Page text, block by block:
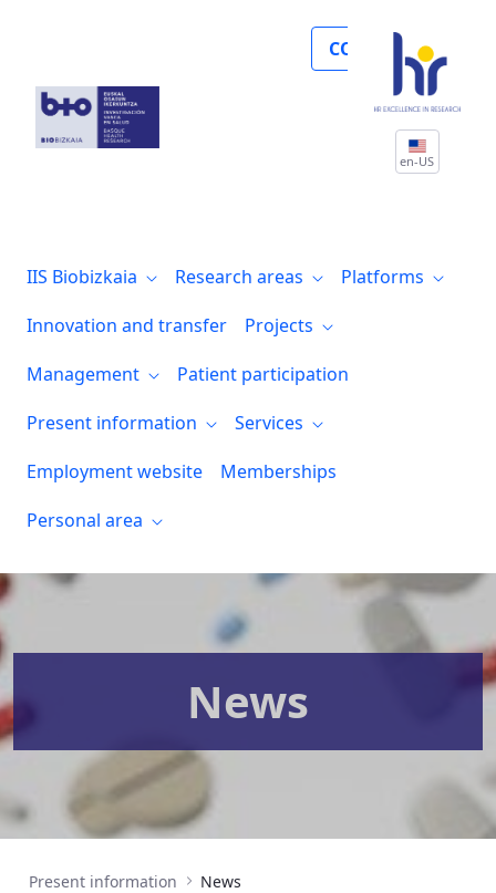
COLLABORATE
en-US
IIS Biobizkaia Research areas
Platforms
Innovation and transfer
Projects
Management
Patient participation
Present information
Services
Employment website
Memberships
Personal area
News
Present information News